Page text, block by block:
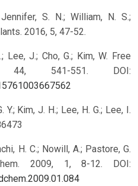
S. N.; William, N. S.;
2016, 5, 47-52.
Lee, J.; Cho, G.; Kim, W. Free
44, 541-551. DOI:
Y.; Kim, J. H.; Lee, H. G.; Lee, I.
H. C.; Nowill, A.; Pastore, G.
2009, 1, 8-12. DOI: